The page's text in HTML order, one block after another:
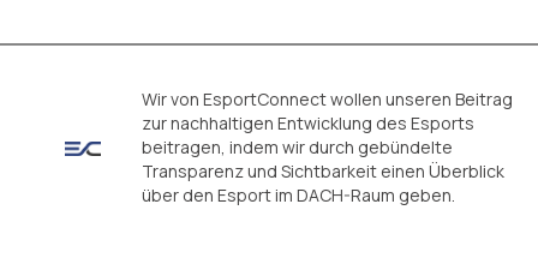
Wir von EsportConnect wollen unseren Beitrag
zur nachhaltigen Entwicklung des Esports
beitragen, indem wir durch gebündelte
Transparenz und Sichtbarkeit einen Überblick
über den Esport im DACH-Raum geben.